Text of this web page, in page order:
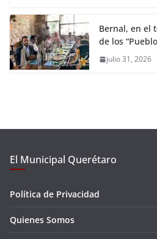
Bernal, en el
de los
julio 31, 2026
El Municipal Querétaro
Política de Privacidad
Quienes Somos